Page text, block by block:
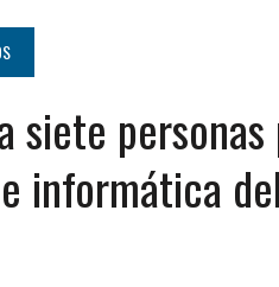
INTENTÓ DESCONECTAR SU NEVERA
A PERSONAS EN SITUACIÓN DE CALLE Y
TECHO DE UNA VIVIENDA EN EL CENTRO
siete
informática